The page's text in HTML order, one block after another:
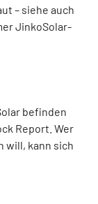
– siehe auch
JinkoSolar-
befinden
Report. Wer
will, kann sich